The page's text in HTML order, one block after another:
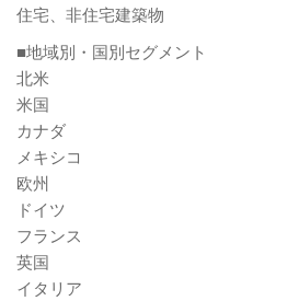
住宅、非住宅建築物
■地域別・国別セグメント
北米
米国
カナダ
メキシコ
欧州
ドイツ
フランス
英国
イタリア